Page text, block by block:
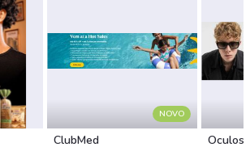
NOVO
ClubMed Óculos